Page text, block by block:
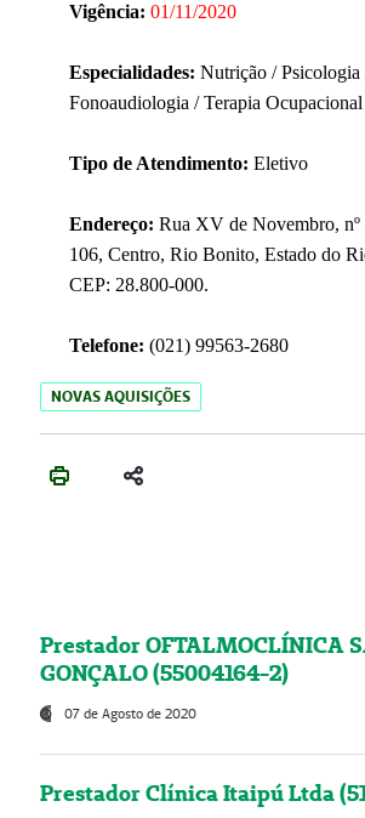
Vigência: 01/11/2020
Especialidades: Nutrição / Psicologia
Fonoaudiologia / Terapia Ocupacional
Tipo de Atendimento: Eletivo
Endereço: Rua XV de Novembro, nº
106, Centro, Rio Bonito, Estado do
CEP: 28.800-000.
Telefone: (021) 99563-2680
NOVAS AQUISIÇÕES
Prestador OFTALMOCLÍNICA
GONÇALO (55004164-2)
07 de Agosto de 2020
Prestador Clínica Itaipú Ltda